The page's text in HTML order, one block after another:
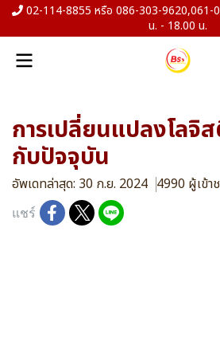
02-114-8855 หรือ 086-303-9620,061-
น. - 18.00 น.
การเปลี่ยนแปลงโลจิ
กับปัจจุบัน
อัพเดทล่าสุด: 30 ก.ย. 2024 4990 ผู้เข้า
แชร์